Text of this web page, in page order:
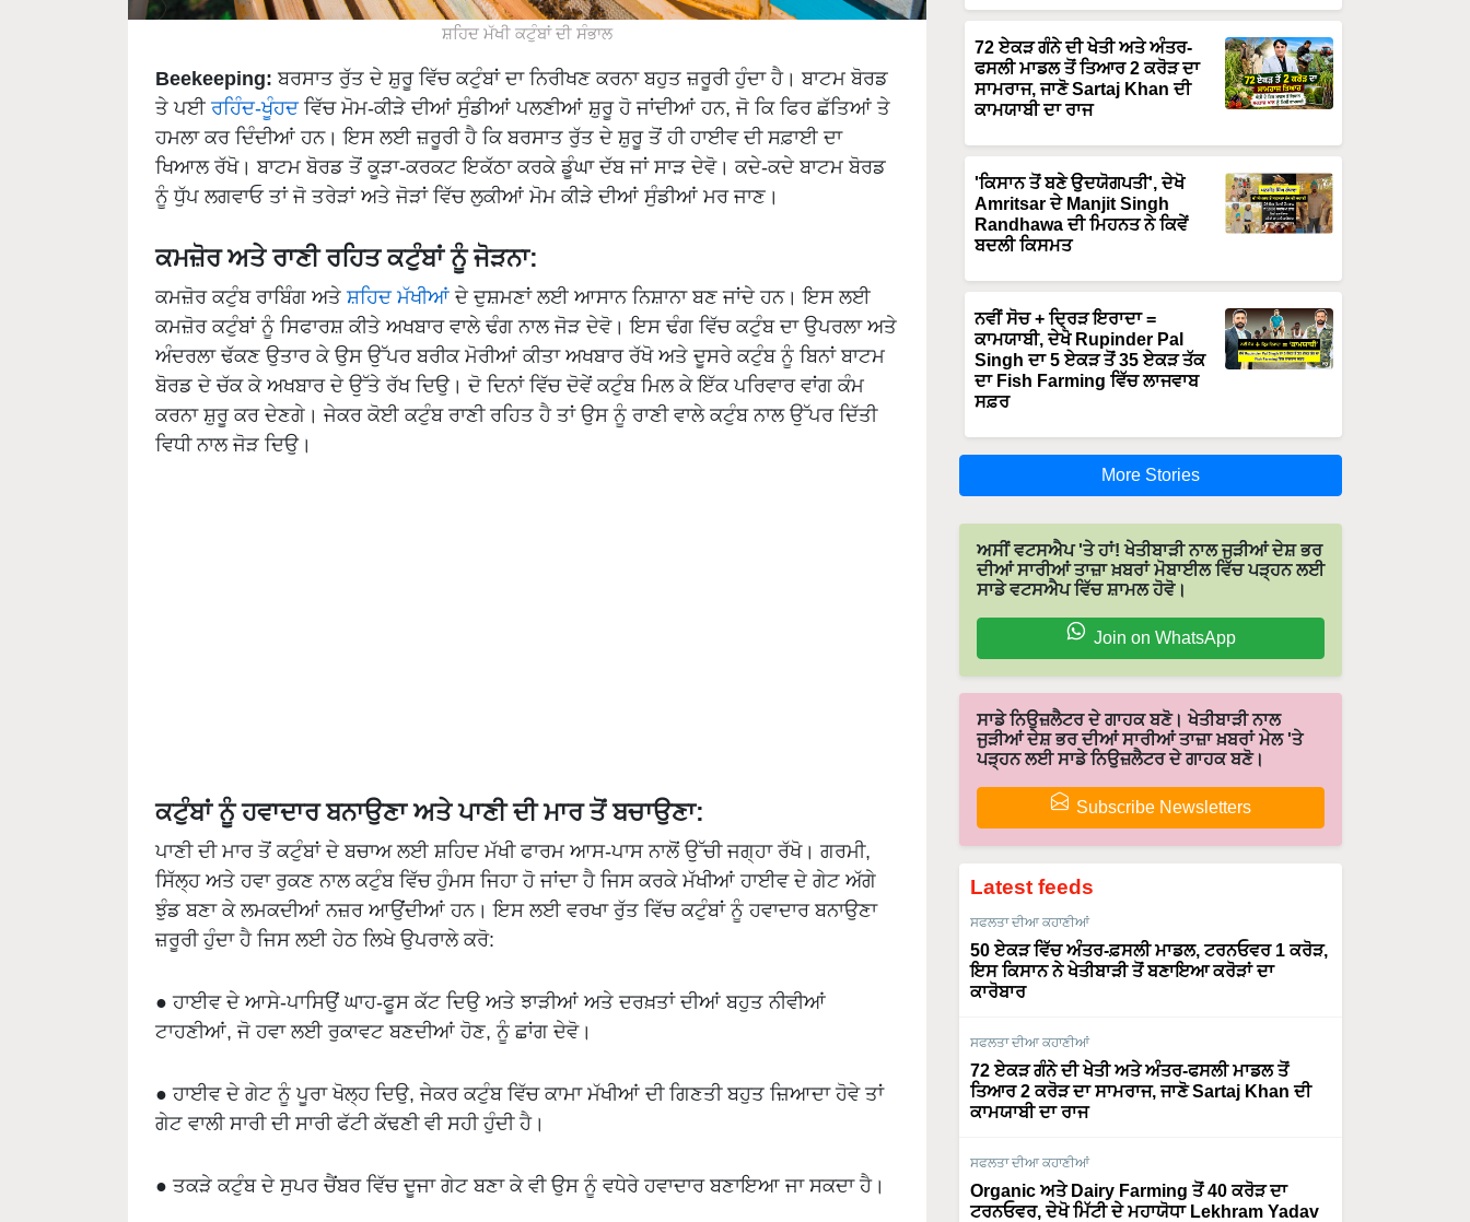
ਸ਼ਹਿਦ ਮੱਖੀ ਕਟੁੰਬਾਂ ਦੀ ਸੰਭਾਲ
Beekeeping: ਬਰਸਾਤ ਰੁੱਤ ਦੇ ਸ਼ੁਰੂ ਵਿੱਚ ਕਟੁੰਬਾਂ ਦਾ ਨਿਰੀਖਣ ਕਰਨਾ ਬਹੁਤ ਜ਼ਰੂਰੀ ਹੁੰਦਾ ਹੈ। ਬਾਟਮ ਬੋਰਡ
ਤੇ ਪਈ ਰਹਿੰਦ-ਖੂੰਹਦਵਿੱਚ ਮੋਮ-ਕੀੜੇ ਦੀਆਂ ਸੁੰਡੀਆਂ ਪਲਣੀਆਂ ਸ਼ੁਰੂ ਹੋ ਜਾਂਦੀਆਂ ਹਨ, ਜੋ ਕਿ ਫਿਰ ਛੱਤਿਆਂ ਤੇ
ਹਮਲਾ ਕਰ ਦਿੰਦੀਆਂ ਹਨ। ਇਸ ਲਈ ਜ਼ਰੂਰੀ ਹੈ ਕਿ ਬਰਸਾਤ ਰੁੱਤ ਦੇ ਸ਼ੁਰੂ ਤੋਂ ਹੀ ਹਾਈਵ ਦੀ ਸਫ਼ਾਈ ਦਾ
ਖਿਆਲ ਰੱਖੋ। ਬਾਟਮ ਬੋਰਡ ਤੋਂ ਕੂੜਾ-ਕਰਕਟ ਇਕੱਠਾ ਕਰਕੇ ਡੂੰਘਾ ਦੱਬ ਜਾਂ ਸਾੜ ਦੇਵੋ। ਕਦੇ-ਕਦੇ ਬਾਟਮ ਬੋਰਡ
ਨੂੰ ਧੁੱਪ ਲਗਵਾਓ ਤਾਂ ਜੋ ਤਰੇੜਾਂ ਅਤੇ ਜੋੜਾਂ ਵਿੱਚ ਲੁਕੀਆਂ ਮੋਮ ਕੀੜੇ ਦੀਆਂ ਸੁੰਡੀਆਂ ਮਰ ਜਾਣ।
ਕਮਜ਼ੋਰ ਅਤੇ ਰਾਣੀ ਰਹਿਤ ਕਟੁੰਬਾਂ ਨੂੰ ਜੋੜਨਾ:
ਕਮਜ਼ੋਰ ਕਟੁੰਬ ਰਾਬਿੰਗ ਅਤੇ ਸ਼ਹਿਦ ਮੱਖੀਆਂ ਦੇ ਦੁਸ਼ਮਣਾਂ ਲਈ ਆਸਾਨ ਨਿਸ਼ਾਨਾ ਬਣ ਜਾਂਦੇ ਹਨ। ਇਸ ਲਈ
ਕਮਜ਼ੋਰ ਕਟੁੰਬਾਂ ਨੂੰ ਸਿਫਾਰਸ਼ ਕੀਤੇ ਅਖਬਾਰ ਵਾਲੇ ਢੰਗ ਨਾਲ ਜੋੜ ਦੇਵੋ। ਇਸ ਢੰਗ ਵਿੱਚ ਕਟੁੰਬ ਦਾ ਉਪਰਲਾ ਅਤੇ
ਅੰਦਰਲਾ ਢੱਕਣ ਉਤਾਰ ਕੇ ਉਸ ਉੱਪਰ ਬਰੀਕ ਮੋਰੀਆਂ ਕੀਤਾ ਅਖਬਾਰ ਰੱਖੋ ਅਤੇ ਦੂਸਰੇ ਕਟੁੰਬ ਨੂੰ ਬਿਨਾਂ ਬਾਟਮ
ਬੋਰਡ ਦੇ ਚੱਕ ਕੇ ਅਖਬਾਰ ਦੇ ਉੱਤੇ ਰੱਖ ਦਿਉ। ਦੋ ਦਿਨਾਂ ਵਿੱਚ ਦੋਵੇਂ ਕਟੁੰਬ ਮਿਲ ਕੇ ਇੱਕ ਪਰਿਵਾਰ ਵਾਂਗ ਕੰਮ
ਕਰਨਾ ਸ਼ੁਰੂ ਕਰ ਦੇਣਗੇ। ਜੇਕਰ ਕੋਈ ਕਟੁੰਬ ਰਾਣੀ ਰਹਿਤ ਹੈ ਤਾਂ ਉਸ ਨੂੰ ਰਾਣੀ ਵਾਲੇ ਕਟੁੰਬ ਨਾਲ ਉੱਪਰ ਦਿੱਤੀ
ਵਿਧੀ ਨਾਲ ਜੋੜ ਦਿਉ।
ਕਟੁੰਬਾਂ ਨੂੰ ਹਵਾਦਾਰ ਬਨਾਉਣਾ ਅਤੇ ਪਾਣੀ ਦੀ ਮਾਰ ਤੋਂ ਬਚਾਉਣਾ:
ਪਾਣੀ ਦੀ ਮਾਰ ਤੋਂ ਕਟੁੰਬਾਂ ਦੇ ਬਚਾਅ ਲਈ ਸ਼ਹਿਦ ਮੱਖੀ ਫਾਰਮ ਆਸ-ਪਾਸ ਨਾਲੋਂ ਉੱਚੀ ਜਗ੍ਹਾ ਰੱਖੋ। ਗਰਮੀ,
ਸਿੱਲ੍ਹ ਅਤੇ ਹਵਾ ਰੁਕਣ ਨਾਲ ਕਟੁੰਬ ਵਿੱਚ ਹੁੰਮਸ ਜਿਹਾ ਹੋ ਜਾਂਦਾ ਹੈ ਜਿਸ ਕਰਕੇ ਮੱਖੀਆਂ ਹਾਈਵ ਦੇ ਗੇਟ ਅੱਗੇ
ਝੁੰਡ ਬਣਾ ਕੇ ਲਮਕਦੀਆਂ ਨਜ਼ਰ ਆਉਂਦੀਆਂ ਹਨ। ਇਸ ਲਈ ਵਰਖਾ ਰੁੱਤ ਵਿੱਚ ਕਟੁੰਬਾਂ ਨੂੰ ਹਵਾਦਾਰ ਬਨਾਉਣਾ
ਜ਼ਰੂਰੀ ਹੁੰਦਾ ਹੈ ਜਿਸ ਲਈ ਹੇਠ ਲਿਖੇ ਉਪਰਾਲੇ ਕਰੋ:
● ਹਾਈਵ ਦੇ ਆਸੇ-ਪਾਸਿਉਂ ਘਾਹ-ਫੂਸ ਕੱਟ ਦਿਉ ਅਤੇ ਝਾੜੀਆਂ ਅਤੇ ਦਰਖ਼ਤਾਂ ਦੀਆਂ ਬਹੁਤ ਨੀਵੀਆਂ
ਟਾਹਣੀਆਂ, ਜੋ ਹਵਾ ਲਈ ਰੁਕਾਵਟ ਬਣਦੀਆਂ ਹੋਣ, ਨੂੰ ਛਾਂਗ ਦੇਵੋ।
● ਹਾਈਵ ਦੇ ਗੇਟ ਨੂੰ ਪੂਰਾ ਖੋਲ੍ਹ ਦਿਉ, ਜੇਕਰ ਕਟੁੰਬ ਵਿੱਚ ਕਾਮਾ ਮੱਖੀਆਂ ਦੀ ਗਿਣਤੀ ਬਹੁਤ ਜ਼ਿਆਦਾ ਹੋਵੇ ਤਾਂ
ਗੇਟ ਵਾਲੀ ਸਾਰੀ ਦੀ ਸਾਰੀ ਫੱਟੀ ਕੱਢਣੀ ਵੀ ਸਹੀ ਹੁੰਦੀ ਹੈ।
● ਤਕੜੇ ਕਟੁੰਬ ਦੇ ਸੁਪਰ ਚੈਂਬਰ ਵਿੱਚ ਦੂਜਾ ਗੇਟ ਬਣਾ ਕੇ ਵੀ ਉਸ ਨੂੰ ਵਧੇਰੇ ਹਵਾਦਾਰ ਬਣਾਇਆ ਜਾ ਸਕਦਾ ਹੈ।
72 ਏਕੜ ਗੰਨੇ ਦੀ ਖੇਤੀ ਅਤੇ ਅੰਤਰ-
ਫਸਲੀ ਮਾਡਲ ਤੋਂ ਤਿਆਰ 2 ਕਰੋੜ ਦਾ
ਸਾਮਰਾਜ, ਜਾਣੋ Sartaj Khan ਦੀ
ਕਾਮਯਾਬੀ ਦਾ ਰਾਜ
'ਕਿਸਾਨ ਤੋਂ ਬਣੇ ਉਦਯੋਗਪਤੀ', ਦੇਖੋ
Amritsar ਦੇ Manjit Singh
Randhawa ਦੀ ਮਿਹਨਤ ਨੇ ਕਿਵੇਂ
ਬਦਲੀ ਕਿਸਮਤ
ਨਵੀਂ ਸੋਚ + ਦ੍ਰਿੜ ਇਰਾਦਾ =
ਕਾਮਯਾਬੀ, ਦੇਖੋ Rupinder Pal
Singh ਦਾ 5 ਏਕੜ ਤੋਂ 35 ਏਕੜ ਤੱਕ
ਦਾ Fish Farming ਵਿੱਚ ਲਾਜਵਾਬ
ਸਫ਼ਰ
More Stories
ਅਸੀਂ ਵਟਸਐਪ 'ਤੇ ਹਾਂ! ਖੇਤੀਬਾੜੀ ਨਾਲ ਜੁੜੀਆਂ ਦੇਸ਼ ਭਰ
ਦੀਆਂ ਸਾਰੀਆਂ ਤਾਜ਼ਾ ਖ਼ਬਰਾਂ ਮੋਬਾਈਲ ਵਿੱਚ ਪੜ੍ਹਨ ਲਈ
ਸਾਡੇ ਵਟਸਐਪ ਵਿੱਚ ਸ਼ਾਮਲ ਹੋਵੋ।
Join on WhatsApp
ਸਾਡੇ ਨਿਉਜ਼ਲੈਟਰ ਦੇ ਗਾਹਕ ਬਣੋ। ਖੇਤੀਬਾੜੀ ਨਾਲ
ਜੁੜੀਆਂ ਦੇਸ਼ ਭਰ ਦੀਆਂ ਸਾਰੀਆਂ ਤਾਜ਼ਾ ਖ਼ਬਰਾਂ ਮੇਲ 'ਤੇ
ਪੜ੍ਹਨ ਲਈ ਸਾਡੇ ਨਿਉਜ਼ਲੈਟਰ ਦੇ ਗਾਹਕ ਬਣੋ।
Subscribe Newsletters
Latest feeds
ਸਫਲਤਾ ਦੀਆ ਕਹਾਣੀਆਂ
50 ਏਕੜ ਵਿੱਚ ਅੰਤਰ-ਫ਼ਸਲੀ ਮਾਡਲ, ਟਰਨਓਵਰ 1 ਕਰੋੜ,
ਇਸ ਕਿਸਾਨ ਨੇ ਖੇਤੀਬਾੜੀ ਤੋਂ ਬਣਾਇਆ ਕਰੋੜਾਂ ਦਾ
ਕਾਰੋਬਾਰ
ਸਫਲਤਾ ਦੀਆ ਕਹਾਣੀਆਂ
72 ਏਕੜ ਗੰਨੇ ਦੀ ਖੇਤੀ ਅਤੇ ਅੰਤਰ-ਫਸਲੀ ਮਾਡਲ ਤੋਂ
ਤਿਆਰ 2 ਕਰੋੜ ਦਾ ਸਾਮਰਾਜ, ਜਾਣੋ Sartaj Khan ਦੀ
ਕਾਮਯਾਬੀ ਦਾ ਰਾਜ
ਸਫਲਤਾ ਦੀਆ ਕਹਾਣੀਆਂ
Organic ਅਤੇ Dairy Farming ਤੋਂ 40 ਕਰੋੜ ਦਾ
ਟਰਨਓਵਰ, ਦੇਖੋ ਮਿੱਟੀ ਦੇ ਮਹਾਯੋਧਾ Lekhram Yadav